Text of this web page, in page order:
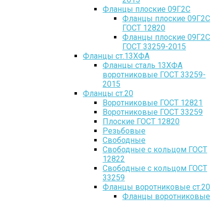
Фланцы плоские 09Г2С
Фланцы плоские 09Г2С
ГОСТ 12820
Фланцы плоские 09Г2С
ГОСТ 33259-2015
Фланцы ст.13ХФА
Фланцы сталь 13ХФА
воротниковые ГОСТ 33259-
2015
Фланцы ст.20
Воротниковые ГОСТ 12821
Воротниковые ГОСТ 33259
Плоские ГОСТ 12820
Резьбовые
Свободные
Свободные с кольцом ГОСТ
12822
Свободные с кольцом ГОСТ
33259
Фланцы воротниковые ст.20
Фланцы воротниковые